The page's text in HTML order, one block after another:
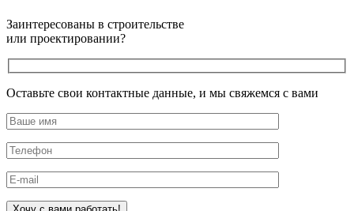
Заинтересованы в строительстве
или проектировании?
Оставьте свои контактные данные, и мы свяжемся с вами
Оставьте это поле пустым.